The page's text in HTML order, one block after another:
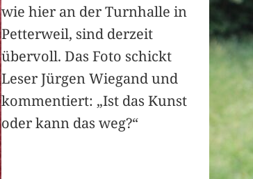
wie hier an der Turnhalle in
Petterweil, sind derzeit
übervoll. Das Foto schickt
Leser Jürgen Wiegand und
kommentiert: „Ist das Kunst
oder kann das weg?“